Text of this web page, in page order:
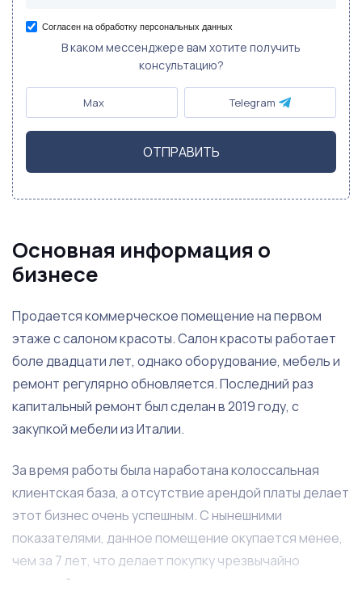
Согласен на обработку персональных данных
В каком мессенджере вам хотите получить
консультацию?
Max Telegram
ОТПРАВИТЬ
Основная информация о
бизнесе
Продается коммерческое помещение на первом
этаже с салоном красоты. Салон красоты работает
боле двадцати лет, однако оборудование, мебель и
ремонт регулярно обновляется. Последний раз
капитальный ремонт был сделан в 2019 году, с
закупкой мебели из Италии.
За время работы была наработана колоссальная
клиентская база, а отсутствие арендой платы делает
этот бизнес очень успешным. С нынешними
показателями, данное помещение окупается менее,
чем за 7 лет, что делает покупку чрезвычайно
выгодной.